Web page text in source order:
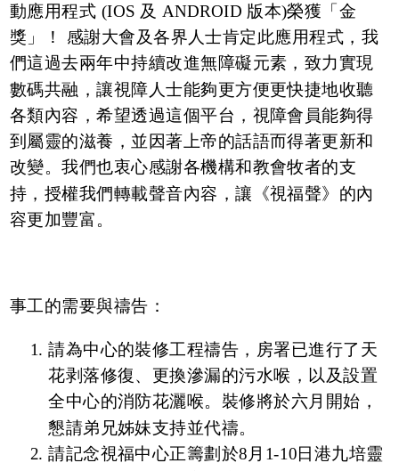
動應用程式 (IOS 及 ANDROID 版本)榮獲「金
獎」！ 感謝大會及各界人士肯定此應用程式，我
們這過去兩年中持續改進無障礙元素，致力實現
數碼共融，讓視障人士能夠更方便更快捷地收聽
各類內容，希望透過這個平台，視障會員能夠得
到屬靈的滋養，並因著上帝的話語而得著更新和
改變。我們也衷心感謝各機構和教會牧者的支
持，授權我們轉載聲音內容，讓《視福聲》的內
容更加豐富。
事工的需要與禱告：
請為中心的裝修工程禱告，房署已進行了天
花剥落修復、更換滲漏的污水喉，以及設置
全中心的消防花灑喉。裝修將於六月開始，
懇請弟兄姊妹支持並代禱。
請記念視福中心正籌劃於8月1-10日港九培靈